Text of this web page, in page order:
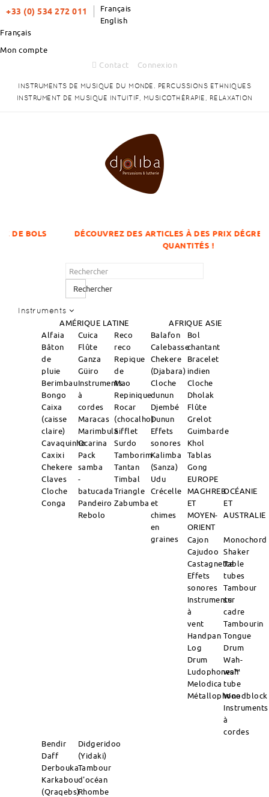
+33 (0) 534 272 011
Français
English
Français
Mon compte
Contact
Connexion
INSTRUMENTS DE MUSIQUE DU MONDE. PERCUSSIONS ETHNIQUES
INSTRUMENT DE MUSIQUE INTUITIF, MUSICOTHÉRAPIE, RELAXATION
DÉCOUVREZ DES ARTICLES À DES PRIX DÉGRESSIFS
QUANTITÉS !
Rechercher
Instruments
AMÉRIQUE LATINE AFRIQUE ASIE
Alfaia
Bâton
de
pluie
Berimbau
Bongo
Caixa
(caisse
claire)
Cavaquinho
Caxixi
Chekere
Claves
Cloche
Conga
Cuica
Flûte
Ganza
Güiro
Instruments
à
cordes
Maracas
Marimbula
Ocarina
Pack
samba
-
batucada
Pandeiro
Rebolo
Reco
reco
Repique
de
Mao
Repinique
Rocar
(chocalho)
Sifflet
Surdo
Tamborim
Tantan
Timbal
Triangle
Zabumba
Balafon
Calebasse
Chekere
(Djabara)
Cloche
dunun
Djembé
Dunun
Effets
sonores
Kalimba
(Sanza)
Udu
Crécelle
et
chimes
en
graines
Bol
chantant
Bracelet
indien
Cloche
Dholak
Flûte
Grelot
Guimbarde
Khol
Tablas
Gong
EUROPE
MAGHREB
ET
MOYEN-
ORIENT
OCÉANIE
ET
AUSTRALIE
Cajon
Cajudoo
Castagnette
Effets
sonores
Instruments
à
vent
Handpan
Log
Drum
Ludophones™
Melodica
Métallophone
Monochord
Shaker
Table
tubes
Tambour
sur
cadre
Tambourin
Tongue
Drum
Wah-
wah
tube
Woodblock
Instruments
à
cordes
Bendir
Daff
Derbouka
Karkabou
(Qraqebs)
Didgeridoo
(Yidaki)
Tambour
d'océan
Rhombe